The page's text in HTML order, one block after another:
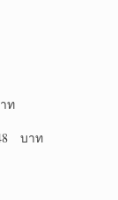
ท
บาท